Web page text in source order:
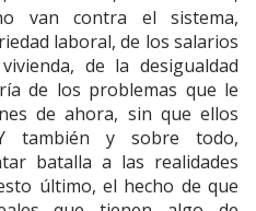
van contra el sistema,
laboral, de los salarios
de la desigualdad
de los problemas que le
de ahora, sin que ellos
también y sobre todo,
batalla a las realidades
último, el hecho de que